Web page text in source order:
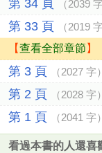
第 34 頁 （2039 字
第 33 頁 （2019 字
【查看全部章節 】
第 3 頁 （2027 字）
第 2 頁 （2028 字）
第 1 頁 （2041 字）
看過本書的人還喜